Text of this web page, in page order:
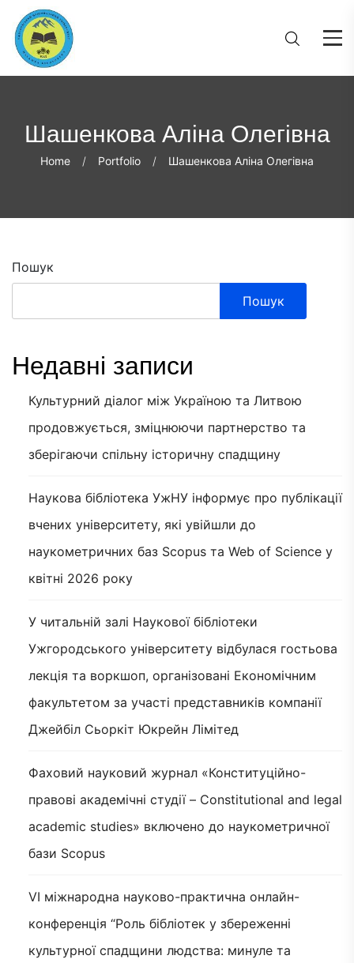
Шашенкова Аліна Олегівна
Home Portfolio Шашенкова Аліна Олегівна
Пошук
Пошук
Недавні записи
Культурний діалог між Україною та Литвою
продовжується, зміцнюючи партнерство та
зберігаючи спільну історичну спадщину
Наукова бібліотека УжНУ інформує про публікації
вчених університету, які увійшли до
наукометричних баз Scopus та Web of Science у
квітні 2026 року
У читальній залі Наукової бібліотеки
Ужгородського університету відбулася гостьова
лекція та воркшоп, організовані Економічним
факультетом за участі представників компанії
Джейбіл Сьоркіт Юкрейн Лімітед
Фаховий науковий журнал «Конституційно-
правові академічні студії – Constitutional and legal
academic studies» включено до наукометричної
бази Scopus
VI міжнародна науково-практична онлайн-
конференція “Роль бібліотек у збереженні
культурної спадщини людства: минуле та